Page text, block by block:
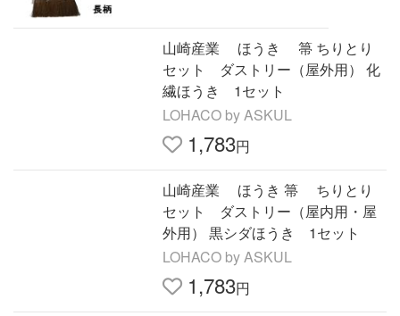
山崎産業 ほうき 箒 ちりとり
セット ダストリー（屋外用） 化
繊ほうき 1セット
LOHACO by ASKUL
1,783円
山崎産業 ほうき 箒 ちりとり
セット ダストリー（屋内用・屋
外用） 黒シダほうき 1セット
LOHACO by ASKUL
1,783円